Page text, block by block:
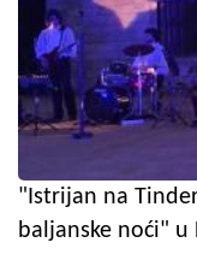
"Istrijan na
baljanske noći" u